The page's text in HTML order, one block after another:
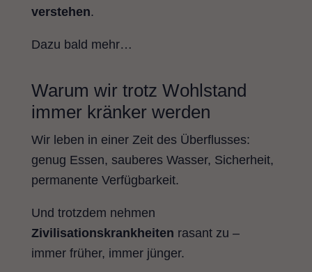
verstehen.
Dazu bald mehr…
Warum wir trotz Wohlstand
immer kränker werden
Wir leben in einer Zeit des Überflusses:
genug Essen, sauberes Wasser, Sicherheit,
permanente Verfügbarkeit.
Und trotzdem nehmen
Zivilisationskrankheiten rasant zu –
immer früher, immer jünger.